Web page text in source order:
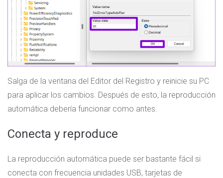
Salga de la ventana del Editor del Registro y reinicie su PC
para aplicar los cambios. Después de esto, la reproducción
automática debería funcionar como antes.
Conecta y reproduce
La reproducción automática puede ser bastante fácil si
conecta con frecuencia unidades USB, tarjetas de